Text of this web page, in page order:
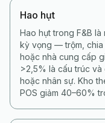
Hao hụt
Hao hụt trong F&B
kỳ vọng — trộm, chia
hoặc nhà cung cấp
>2,5% là cấu trúc
hoặc nhân sự. Kho
POS giảm 40–60%